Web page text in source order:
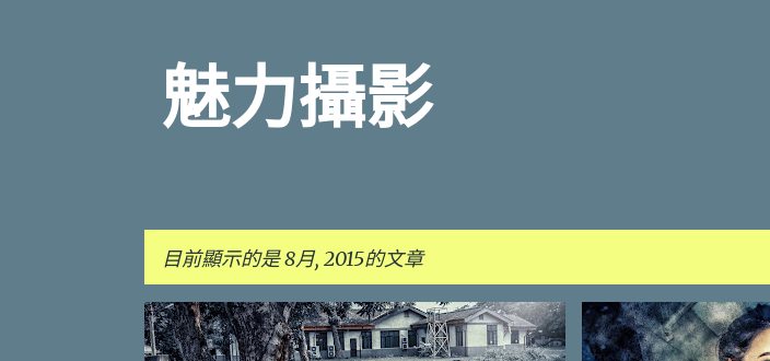
魅力攝影
目前顯示的是 8月, 2015的文章
發TOPAZ PHOTOSHOP